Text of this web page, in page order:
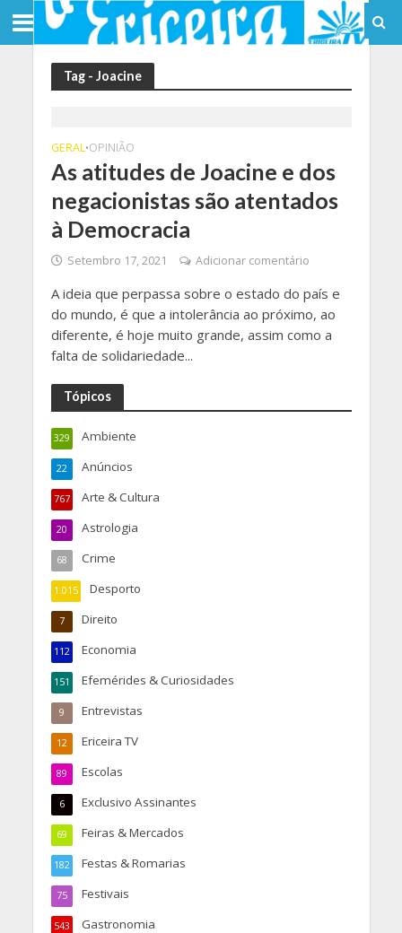
Tag - Joacine
GERAL•OPINIÃO
As atitudes de Joacine e dos
negacionistas são atentados
à Democracia
Setembro 17, 2021 Adicionar comentário
A ideia que perpassa sobre o estado do país e
do mundo, é que a intolerância ao próximo, ao
diferente, é hoje muito grande, assim como a
falta de solidariedade...
Tópicos
Ambiente
329
Anúncios
22
Arte & Cultura
767
Astrologia
20
Crime
68
Desporto
1.015
Direito
7
Economia
112
Efemérides & Curiosidades
151
Entrevistas
9
Ericeira TV
12
Escolas
89
Exclusivo Assinantes
6
Feiras & Mercados
69
Festas & Romarias
182
Festivais
75
Gastronomia
543